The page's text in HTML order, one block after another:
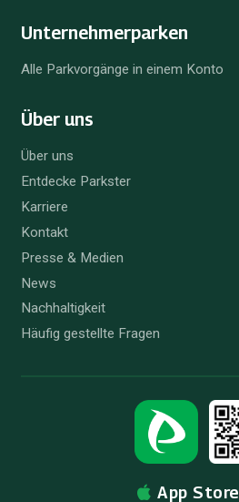
Unternehmer­parken
Alle Parkvorgänge in einem Konto
Über uns
Über uns
Entdecke Parkster
Karriere
Kontakt
Presse & Medien
News
Nachhaltigkeit
Häufig gestellte Fragen
App Store